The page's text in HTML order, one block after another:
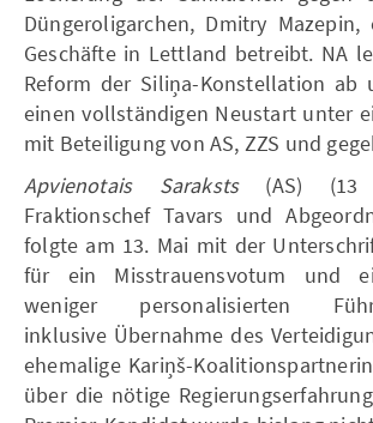
Düngeroligarchen, Dmitry
Geschäfte in Lettland betreibt. NA
Reform der Siliņa-Konstellation ab
einen vollständigen Neustart unter
mit Beteiligung von AS, ZZS und
Apvienotais Saraksts(AS) (13
Fraktionschef Tavars und
folgte am 13. Mai mit der
für ein Misstrauensvotum und
weniger personalisierten
inklusive Übernahme des
ehemalige Kariņš-
über die nötige